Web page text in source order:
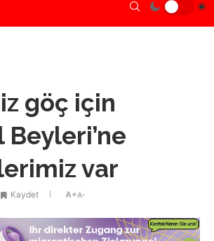
göç için
var
Kaydet A+A-